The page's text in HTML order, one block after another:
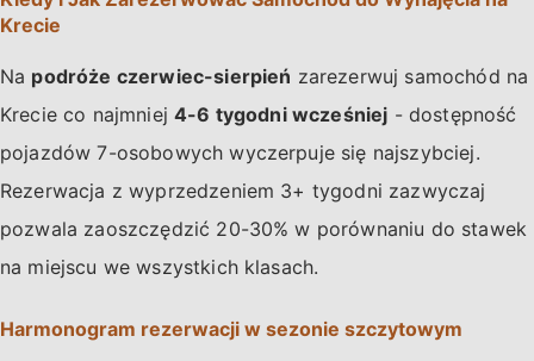
Krecie
Na podróże czerwiec-sierpień zarezerwuj samochód na
Krecie co najmniej4-6 tygodni wcześniej - dostępność
pojazdów 7-osobowych wyczerpuje się najszybciej.
Rezerwacja z wyprzedzeniem 3+ tygodni zazwyczaj
pozwala zaoszczędzić 20-30% w porównaniu do stawek
na miejscu we wszystkich klasach.
Harmonogram rezerwacji w sezonie szczytowym